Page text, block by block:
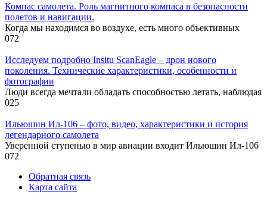
Компас самолета. Роль магнитного компаса в безопасности
полетов и навигации.
Когда мы находимся во воздухе, есть много объективных
072
Исследуем подробно Insitu ScanEagle – дрон нового
поколения. Технические характеристики, особенности и
фотографии
Люди всегда мечтали обладать способностью летать, наблюдая
025
Ильюшин Ил-106 – фото, видео, характеристики и история
легендарного самолета
Уверенной ступенью в мир авиации входит Ильюшин Ил-106
072
Обратная связь
Карта сайта